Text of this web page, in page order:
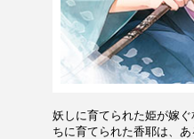
妖しに育てられた姫が嫁
ちに育てられた香耶は、